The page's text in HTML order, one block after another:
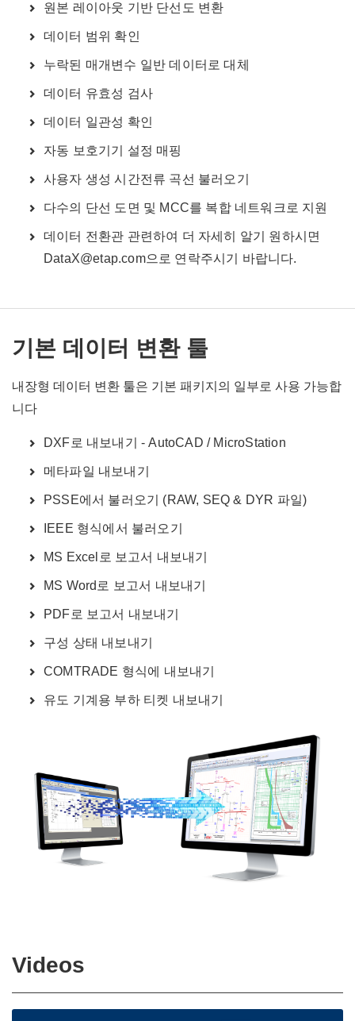
원본 레이아웃 기반 단선도 변환
데이터 범위 확인
누락된 매개변수 일반 데이터로 대체
데이터 유효성 검사
데이터 일관성 확인
자동 보호기기 설정 매핑
사용자 생성 시간전류 곡선 불러오기
다수의 단선 도면 및 MCC를 복합 네트워크로 지원
데이터 전환관 관련하여 더 자세히 알기 원하시면
DataX@etap.com으로 연락주시기 바랍니다.
기본 데이터 변환 툴
내장형 데이터 변환 툴은 기본 패키지의 일부로 사용 가능합
니다
DXF로 내보내기 - AutoCAD / MicroStation
메타파일 내보내기
PSSE에서 불러오기 (RAW, SEQ & DYR 파일)
IEEE 형식에서 불러오기
MS Excel로 보고서 내보내기
MS Word로 보고서 내보내기
PDF로 보고서 내보내기
구성 상태 내보내기
COMTRADE 형식에 내보내기
유도 기계용 부하 티켓 내보내기
Videos